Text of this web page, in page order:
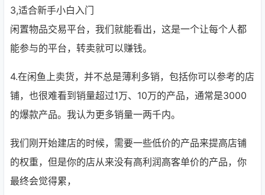
3,适合新手小白入门
闲置物品交易平台，我们就能看出，这是一个让每个人都
能参与的平台，转卖就可以赚钱。
4.在闲鱼上卖货，并不总是薄利多销，包括你可以参考的店
铺，也很难看到销量超过1万、10万的产品，通常是3000
的爆款产品。我认为更多销量一两千内。
我们刚开始建店的时候，需要一些低价的产品来提高店铺
的权重，但是你的店从来没有高利润高客单价的产品，你
最终会觉得累，